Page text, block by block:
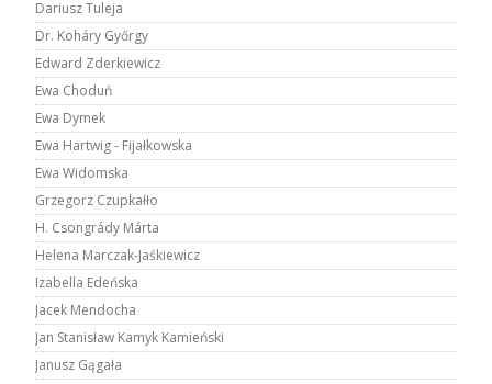
Dariusz Tuleja
Dr. Koháry Győrgy
Edward Zderkiewicz
Ewa Choduń
Ewa Dymek
Ewa Hartwig - Fijałkowska
Ewa Widomska
Grzegorz Czupkałło
H. Csongrády Márta
Helena Marczak-Jaśkiewicz
Izabella Edeńska
Jacek Mendocha
Jan Stanisław Kamyk Kamieński
Janusz Gągała